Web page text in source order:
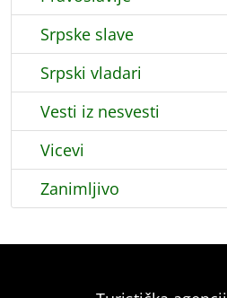
Srpske slave
Srpski vladari
Vesti iz nesvesti
Vicevi
Zanimljivo